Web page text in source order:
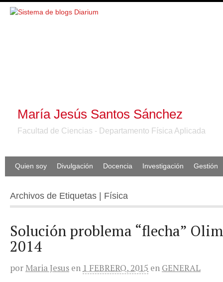
María Jesús Santos Sánchez
Facultad de Ciencias - Departamento Física Aplicada
Quien soy Divulgación Docencia Investigación Gestión
Archivos de Etiquetas | Física
Solución problema “flecha”
2014
por Maria Jesus en 1 FEBRERO, 2015 en GENERAL